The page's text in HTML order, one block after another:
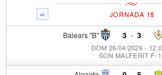
« JORNADA 18
Balears "B" 3 - 3
DOM 26/04/2026 -
SON MALFERIT F-